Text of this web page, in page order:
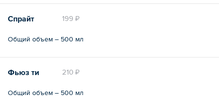
199 ₽
Спрайт
Общий объем – 500 мл
210 ₽
Фьюз ти
Общий объем – 500 мл